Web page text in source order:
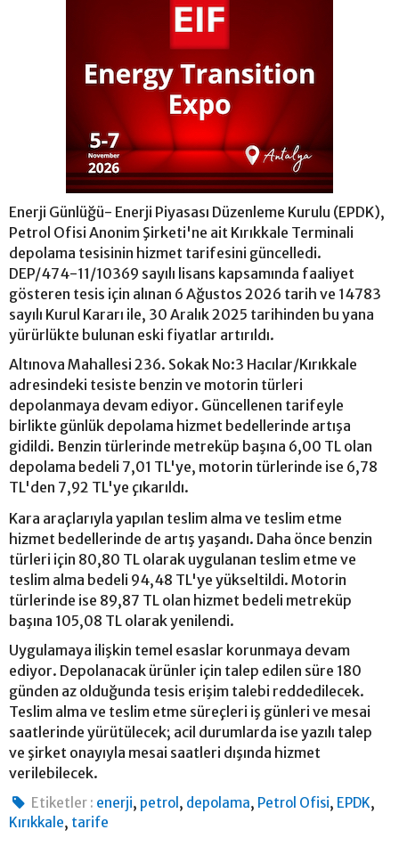
Enerji Günlüğü- Enerji Piyasası Düzenleme Kurulu (EPDK),
Petrol Ofisi Anonim Şirketi'ne ait Kırıkkale Terminali
depolama tesisinin hizmet tarifesini güncelledi.
DEP/474-11/10369 sayılı lisans kapsamında faaliyet
gösteren tesis için alınan 6 Ağustos 2026 tarih ve 14783
sayılı Kurul Kararı ile, 30 Aralık 2025 tarihinden bu yana
yürürlükte bulunan eski fiyatlar artırıldı.
Altınova Mahallesi 236. Sokak No:3 Hacılar/Kırıkkale
adresindeki tesiste benzin ve motorin türleri
depolanmaya devam ediyor. Güncellenen tarifeyle
birlikte günlük depolama hizmet bedellerinde artışa
gidildi. Benzin türlerinde metreküp başına 6,00 TL olan
depolama bedeli 7,01 TL'ye, motorin türlerinde ise 6,78
TL'den 7,92 TL'ye çıkarıldı.
Kara araçlarıyla yapılan teslim alma ve teslim etme
hizmet bedellerinde de artış yaşandı. Daha önce benzin
türleri için 80,80 TL olarak uygulanan teslim etme ve
teslim alma bedeli 94,48 TL'ye yükseltildi. Motorin
türlerinde ise 89,87 TL olan hizmet bedeli metreküp
başına 105,08 TL olarak yenilendi.
Uygulamaya ilişkin temel esaslar korunmaya devam
ediyor. Depolanacak ürünler için talep edilen süre 180
günden az olduğunda tesis erişim talebi reddedilecek.
Teslim alma ve teslim etme süreçleri iş günleri ve mesai
saatlerinde yürütülecek; acil durumlarda ise yazılı talep
ve şirket onayıyla mesai saatleri dışında hizmet
verilebilecek.
Etiketler : enerji, petrol , depolama, Petrol Ofisi, EPDK,
Kırıkkale, tarife